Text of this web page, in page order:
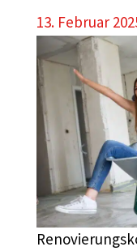
13. Februar